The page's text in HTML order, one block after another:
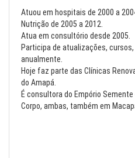
Atuou em hospitais de 2000 a
Nutrição de 2005 a 2012.
Atua em consultório desde 2005.
Participa de atualizações,
anualmente.
Hoje faz parte das Clínicas
do Amapá.
É consultora do Empório
Corpo, ambas, também em